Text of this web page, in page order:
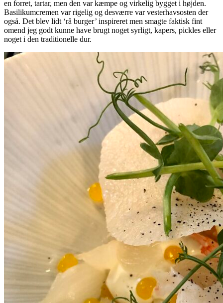
en forret, tartar, men den var kæmpe og virkelig bygget i højden.
Basilikumcremen var rigelig og desværre var vesterhavsosten der
også. Det blev lidt ‘rå burger’ inspireret men smagte faktisk fint
omend jeg godt kunne have brugt noget syrligt, kapers, pickles eller
noget i den traditionelle dur.